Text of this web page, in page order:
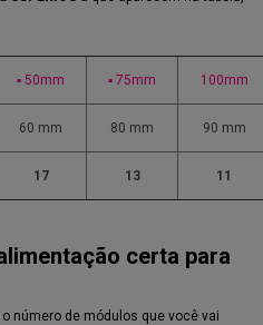
▪ 50mm ▪ 75mm 100mm
60 mm 80 mm 90 mm
17 13 11
certa para
número de módulos que você vai